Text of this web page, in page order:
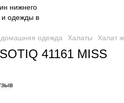
одежда Халаты Халат
41161 MISS